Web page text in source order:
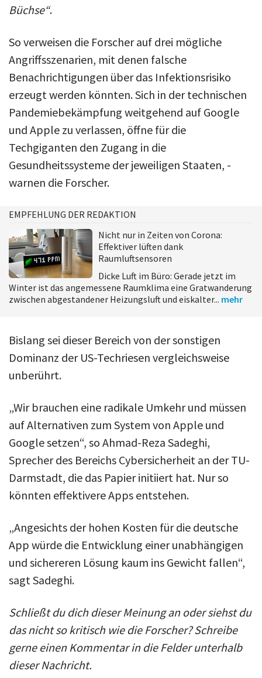
Büchse“.
So verweisen die Forscher auf drei mögliche
Angriffsszenarien, mit denen falsche
Benachrichtigungen über das Infektionsrisiko
erzeugt werden könnten. Sich in der technischen
Pandemiebekämpfung weitgehend auf Google
und Apple zu verlassen, öffne für die
Techgiganten den Zugang in die
Gesundheitssysteme der jeweiligen Staaten, ­
warnen die Forscher.
EMPFEHLUNG DER REDAKTION
Nicht nur in Zeiten von Corona:
Effektiver lüften dank
Raumluftsensoren
Dicke Luft im Büro: Gerade jetzt im
Winter ist das angemessene Raumklima eine Gratwanderung
zwischen abgestandener Heizungsluft und eiskalter... mehr
Bislang sei dieser Bereich von der sonstigen
Dominanz der US-Techriesen vergleichsweise
unberührt.
„Wir brauchen eine radikale Umkehr und müssen
auf Alternativen zum System von Apple und
Google setzen“, so Ahmad-Reza Sadeghi,
Sprecher des Bereichs Cybersicherheit an der TU-
Darmstadt, die das Papier initiiert hat. Nur so
könnten effektivere Apps entstehen.
„Angesichts der hohen Kosten für die deutsche
App würde die Entwicklung einer un­abhängigen
und sichereren Lösung kaum ins Gewicht fallen“,
sagt Sadeghi.
Schließt du dich dieser Meinung an oder siehst du
das nicht so kritisch wie die Forscher? Schreibe
gerne einen Kommentar in die Felder unterhalb
dieser Nachricht.